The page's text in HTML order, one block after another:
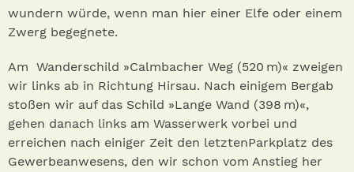
wundern würde, wenn man hier einer Elfe oder einem
Zwerg begegnete.
Am Wanderschild »Calmbacher Weg (520 m)« zweigen
wir links ab in Richtung Hirsau. Nach einigem Bergab
stoßen wir auf das Schild »Lange Wand (398 m)«,
gehen danach links am Wasserwerk vorbei und
erreichen nach einiger Zeit den letztenParkplatz des
Gewerbeanwesens, den wir schon vom Anstieg her